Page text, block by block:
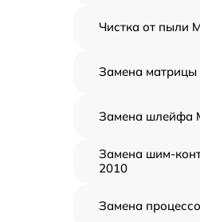
Чистка от пыли
Замена матрицы
Замена шлейфа
Замена шим-
2010
Замена